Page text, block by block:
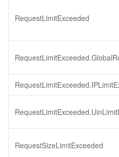
RequestLimitExceeded
RequestSizeLimitExceeded